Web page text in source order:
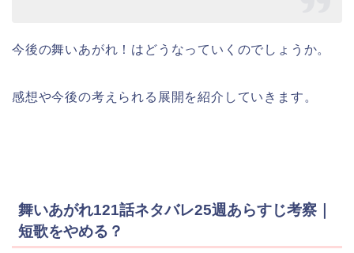
今後の舞いあがれ！はどうなっていくのでしょうか。
感想や今後の考えられる展開を紹介していきます。
舞いあがれ121話ネタバレ25週あらすじ考察｜
短歌をやめる？